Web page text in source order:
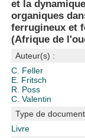
et la
organiques
ferrugineux et
(Afrique de
Auteur(s) :
C. Feller
E. Fritsch
R. Poss
C. Valentin
Type de
Livre